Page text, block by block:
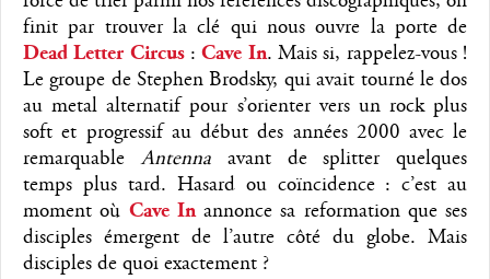
finit par trouver la clé qui nous ouvre la porte de
Dead Letter Circus :Cave In. Mais si, rappelez-vous !
Le groupe de Stephen Brodsky, qui avait tourné le dos
au metal alternatif pour s’orienter vers un rock plus
soft et progressif au début des années 2000 avec le
remarquableAntenna avant de splitter quelques
temps plus tard. Hasard ou coïncidence : c’est au
moment où Cave Inannonce sa reformation que ses
disciples émergent de l’autre côté du globe. Mais
disciples de quoi exactement ?